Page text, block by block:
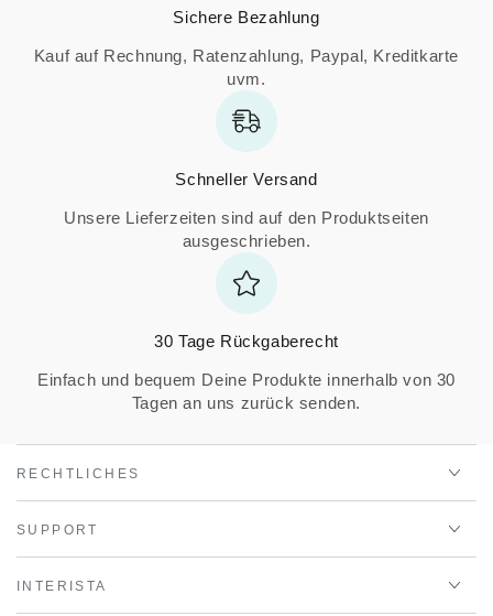
Sichere Bezahlung
Kauf auf Rechnung, Ratenzahlung, Paypal, Kreditkarte
uvm.
Schneller Versand
Unsere Lieferzeiten sind auf den Produktseiten
ausgeschrieben.
30 Tage Rückgaberecht
Einfach und bequem Deine Produkte innerhalb von 30
Tagen an uns zurück senden.
RECHTLICHES
SUPPORT
INTERISTA